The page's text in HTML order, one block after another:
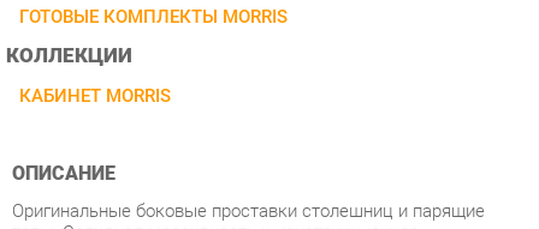
ОПИСАНИЕ
топы. Солидная массивность и конструкционное
совершенство. Это достойное окружение для того, кто
привык быть, а не казаться блистать, а не блестеть. Это